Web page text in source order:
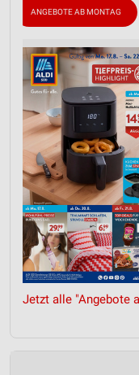
ANGEBOTE AB MONTAG
Jetzt alle "Angebote